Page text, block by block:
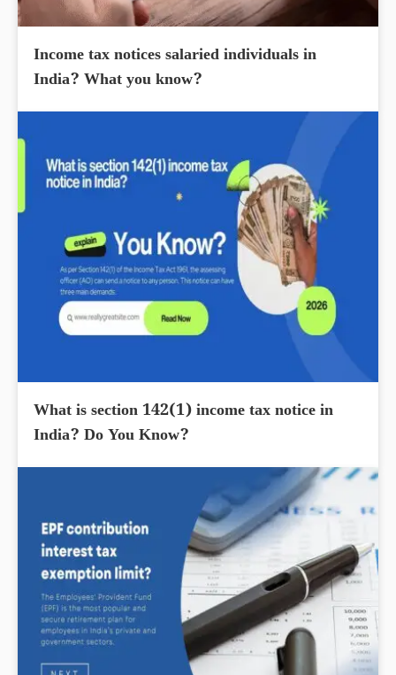
Income tax notices salaried individuals in
India? What you know?
What is section 142(1) income tax notice in
India? Do You Know?